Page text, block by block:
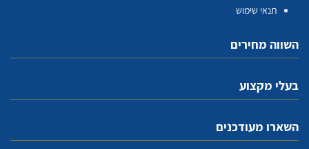
תנאי שימוש
השווה מחירים
בעלי מקצוע
השארו מעודכנים